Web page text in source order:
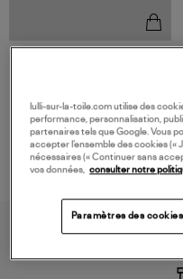
lulli-sur-la-toile.com utilise des
performance, personnalisation,
partenaires tels que Google. Vous
accepter l’ensemble des cookies («
nécessaires (« Continuer sans
vos données, consulter notre
Paramètres des cookies